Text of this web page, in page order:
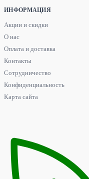
ИНФОРМАЦИЯ
Акции и скидки
О нас
Оплата и доставка
Контакты
Сотрудничество
Конфиденциальность
Карта сайта